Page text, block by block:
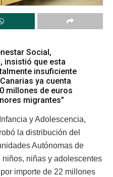
Social,
insistió que esta
insuficiente
ya cuenta
millones de euros
migrantes”
y Adolescencia,
la distribución del
Autónomas de
niñas y adolescentes
importe de 22 millones